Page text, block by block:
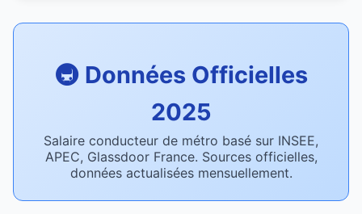
🚇 Données Officielles
2025
Salaire conducteur de métro basé sur INSEE,
APEC, Glassdoor France. Sources officielles,
données actualisées mensuellement.